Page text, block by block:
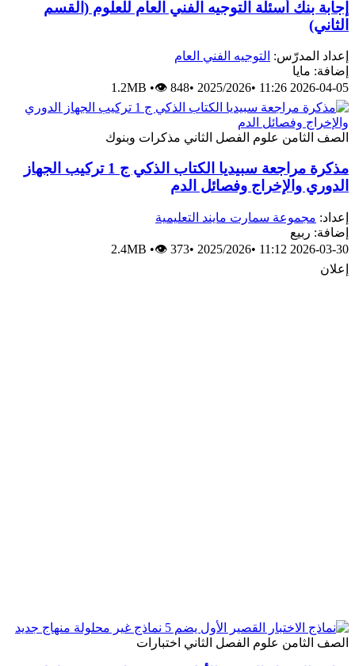
إجابة بنك أسئلة التوجيه الفني العام للعلوم (القسم
الثاني)
إعداد المدرّس: التوجيه الفني العام
إضافة: مايا
2026-04-05 11:26
•
2025/2026
•
1.2MB •👁 848
الصف الثامن علوم الفصل الثاني مذكرات وبنوك
مذكرة مراجعة سبيديا الكتاب الذكي ج 1 تركيب الجهاز
الدوري والإخراج وفصائل الدم
إعداد: مجموعة سمارت مايند التعليمية
إضافة: ربيع
2026-03-30 11:12
•
2025/2026
•
2.4MB •👁 373
إعلان
الصف الثامن علوم الفصل الثاني اختبارات